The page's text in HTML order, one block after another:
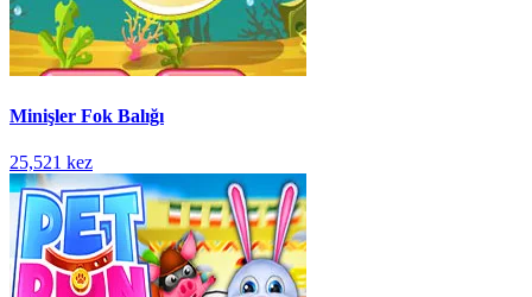
Minişler Fok Balığı
25,521 kez